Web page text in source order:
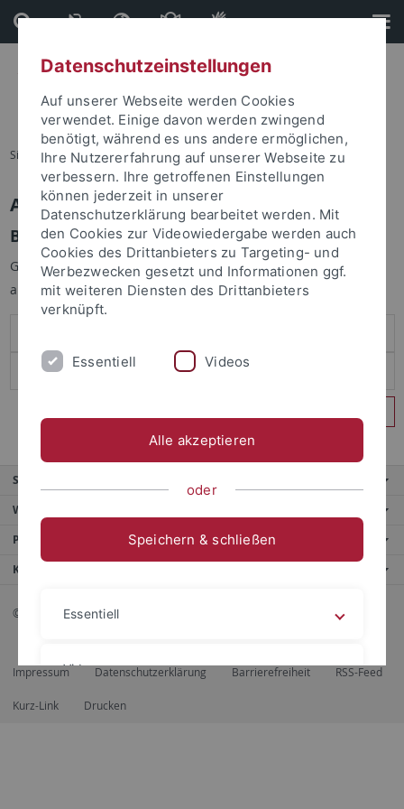
Direkt
zum
Inhalt
Direkt
zur
Fußleiste
Sie sind hier: Startseite
Anmelden
Benutzeranmeldung
Geben Sie Ihren Benutzernamen und Ihr Passwort an um sich
anzumelden:
Service
Weitere Angebote
Portale
Kontaktinfo
© 2026 Eberhard Karls Universität Tübingen, Tübingen
Impressum Datenschutzerklärung Barrierefreiheit RSS-Feed
Kurz-Link Drucken
Datenschutzeinstellungen
Auf unserer Webseite werden Cookies
verwendet. Einige davon werden zwingend
benötigt, während es uns andere ermöglichen,
Ihre Nutzererfahrung auf unserer Webseite zu
verbessern. Ihre getroffenen Einstellungen
können jederzeit in unserer
Datenschutzerklärung bearbeitet werden. Mit
den Cookies zur Videowiedergabe werden auch
Cookies des Drittanbieters zu Targeting- und
Werbezwecken gesetzt und Informationen ggf.
mit weiteren Diensten des Drittanbieters
verknüpft.
Essentiell Videos
Alle akzeptieren
oder
Speichern & schließen
Essentiell
Videos